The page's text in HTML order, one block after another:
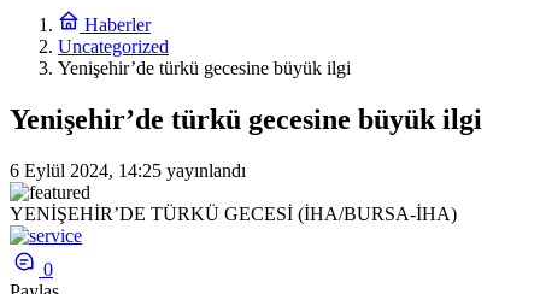
Haberler
Uncategorized
Yenişehir’de türkü gecesine büyük ilgi
Yenişehir’de türkü gecesine büyük ilgi
6 Eylül 2024, 14:25 yayınlandı
YENİŞEHİR’DE TÜRKÜ GECESİ (İHA/BURSA-İHA)
0